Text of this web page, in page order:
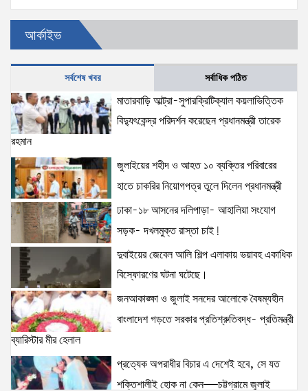
প্রত্যেক অপরাধীর বিচার এ দেশেই হবে, সে যত শক্তিশালীই
হোক না কেন—চট্টগ্রামে জুলাই গণঅভ্যুত্থান দিবসে প্রতিমন্ত্রী
ব্যারিস্টার মীর হেলাল
7 views|posted on August 5, 2026
জনআকাঙ্ক্ষা ও জুলাই সনদের আলোকে বৈষম্যহীন বাংলাদেশ
গড়তে সরকার প্রতিশ্রুতিবদ্ধ- প্রতিমন্ত্রী ব্যারিস্টার মীর হেলাল
6 views| posted on August 5, 2026
আর্কাইভ
সর্বশেষ খবর সর্বাধিক পঠিত
মাতারবাড়ি আল্ট্রা-সুপারক্রিটিক্যাল কয়লাভিত্তিক
বিদ্যুৎকেন্দ্র পরিদর্শন করেছেন প্রধানমন্ত্রী তারেক
রহমান
জুলাইয়ের শহীদ ও আহত ১০ ব্যক্তির পরিবারের
হাতে চাকরির নিয়োগপত্র তুলে দিলেন প্রধানমন্ত্রী
ঢাকা-১৮ আসনের দলিপাড়া- আহালিয়া সংযোগ
সড়ক- দখলমুক্ত রাস্তা চাই!
দুবাইয়ের জেবেল আলি শিল্প এলাকায় ভয়াবহ একাধিক
বিস্ফোরণের ঘটনা ঘটেছে।
জনআকাঙ্ক্ষা ও জুলাই সনদের আলোকে বৈষম্যহীন
বাংলাদেশ গড়তে সরকার প্রতিশ্রুতিবদ্ধ- প্রতিমন্ত্রী
ব্যারিস্টার মীর হেলাল
প্রত্যেক অপরাধীর বিচার এ দেশেই হবে, সে যত
শক্তিশালীই হোক না কেন—চট্টগ্রামে জুলাই